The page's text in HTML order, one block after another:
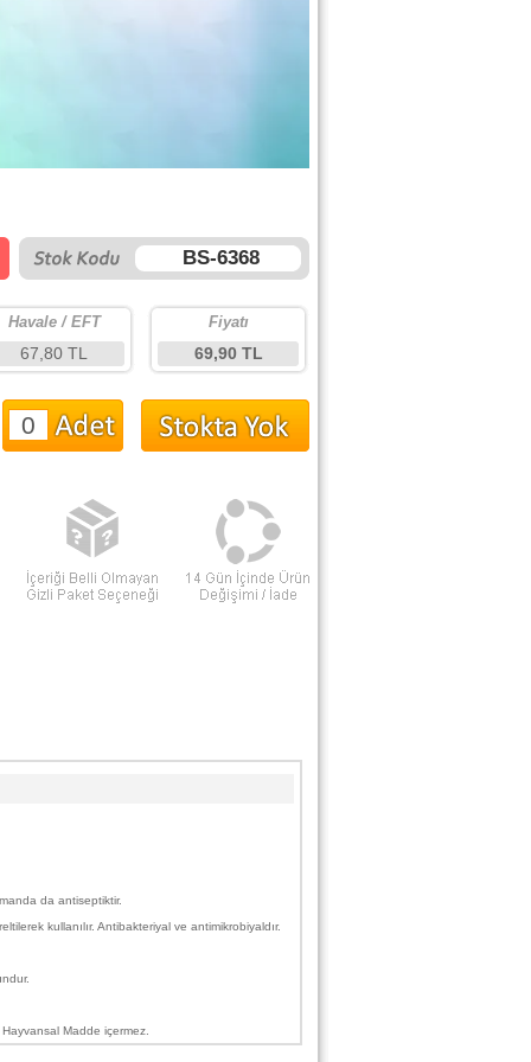
BS-6368
Fiyatı
69,90 TL
Havale / EFT
67,80 TL
da antiseptiktir.
kullanılır. Antibakteriyal ve antimikrobiyaldır.
Madde içermez.